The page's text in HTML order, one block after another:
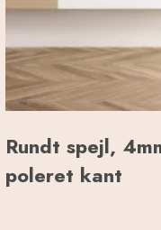
Rundt spejl,
poleret kant